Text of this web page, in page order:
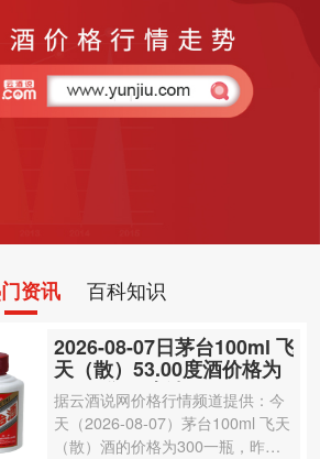
资讯 百科知识
2026-08-07日茅台100ml 飞
天（散）53.00度酒价格为
300一瓶，上涨 3元
据云酒说网价格行情频道提供：今
天（2026-08-07）茅台100ml 飞天
（散）酒的价格为300一瓶，昨日